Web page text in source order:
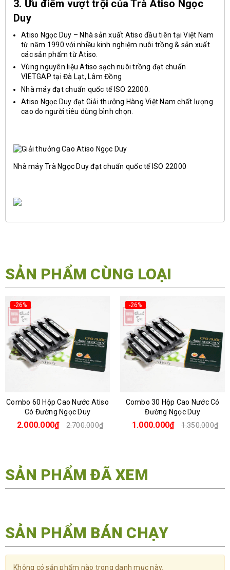
3. Ưu điểm vượt trội của Trà Atiso Ngọc
Duy
Atiso Ngọc Duy – Nhà sản xuất Atiso đầu tiên tại Việt Nam
từ năm 1990 với nhiều kinh nghiệm nuôi trồng & sản xuất
các sản phẩm từ Atiso.
Vùng nguyên liệu Atiso sạch nuôi trồng đạt chuẩn
VIETGAP tại Đà Lạt, Lâm Đồng
Nhà máy đạt chuẩn quốc tế ISO 22000.
Atiso Ngọc Duy đạt Giải thưởng Hàng Việt Nam chất lượng
cao do người tiêu dùng bình chọn.
Nhà máy Trà Ngọc Duy đạt chuẩn quốc tế ISO 22000
SẢN PHẨM CÙNG LOẠI
-26%
Combo 60 Hộp Cao Nước Atiso
Có Đường Ngọc Duy
2.000.000₫ 2.700.000₫
-26%
Combo 30 Hộp Cao Nước Có
Đường Ngọc Duy
1.000.000₫ 1.350.000₫
SẢN PHẨM ĐÃ XEM
SẢN PHẨM BÁN CHẠY
Không có sản phẩm nào trong danh mục này.